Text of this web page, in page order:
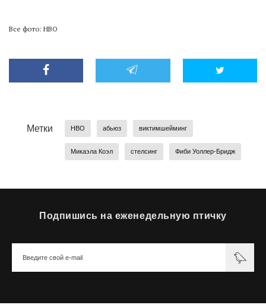
Все фото: HBO
Метки HBO абьюз виктимшейминг
Микаэла Коэл стелсинг Фиби Уоллер-Бридж
Подпишись на еженедельную птичку